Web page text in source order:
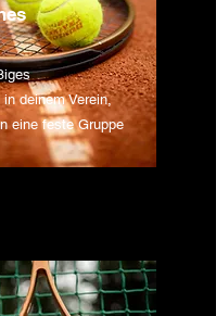
deinem Verein,
eine feste Gruppe